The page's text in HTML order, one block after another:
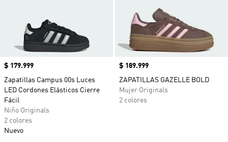
Precio
$ 179.999
Zapatillas Campus 00s Luces
LED Cordones Elásticos Cierre
Fácil
Niño Originals
2 colores
Nuevo
Precio
$ 189.999
ZAPATILLAS GAZELLE BOLD
Mujer Originals
2 colores